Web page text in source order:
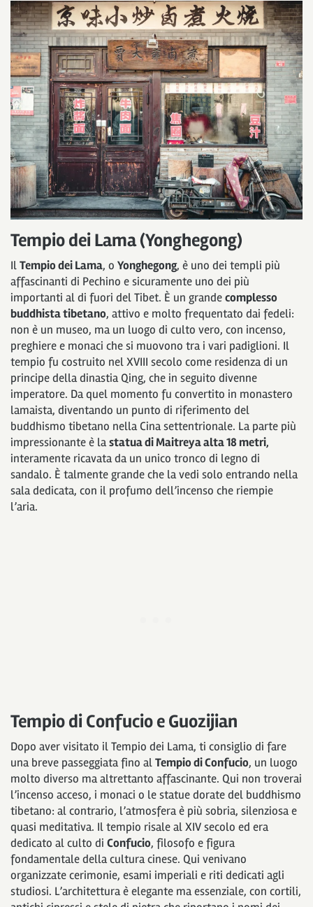
Tempio dei Lama (Yonghegong)
IlTempio dei Lama, o Yonghegong, è uno dei templi più
affascinanti di Pechino e sicuramente uno dei più
importanti al di fuori del Tibet. È un grandecomplesso
buddhista tibetano, attivo e molto frequentato dai fedeli:
non è un museo, ma un luogo di culto vero, con incenso,
preghiere e monaci che si muovono tra i vari padiglioni. Il
tempio fu costruito nel XVIII secolo come residenza di un
principe della dinastia Qing, che in seguito divenne
imperatore. Da quel momento fu convertito in monastero
lamaista, diventando un punto di riferimento del
buddhismo tibetano nella Cina settentrionale. La parte più
impressionante è lastatua di Maitreya alta 18 metri,
interamente ricavata da un unico tronco di legno di
sandalo. È talmente grande che la vedi solo entrando nella
sala dedicata, con il profumo dell’incenso che riempie
l’aria.
Tempio di Confucio e Guozijian
Dopo aver visitato il Tempio dei Lama, ti consiglio di fare
una breve passeggiata fino alTempio di Confucio, un luogo
molto diverso ma altrettanto affascinante. Qui non troverai
l’incenso acceso, i monaci o le statue dorate del buddhismo
tibetano: al contrario, l’atmosfera è più sobria, silenziosa e
quasi meditativa. Il tempio risale al XIV secolo ed era
dedicato al culto di Confucio, filosofo e figura
fondamentale della cultura cinese. Qui venivano
organizzate cerimonie, esami imperiali e riti dedicati agli
studiosi. L’architettura è elegante ma essenziale, con cortili,